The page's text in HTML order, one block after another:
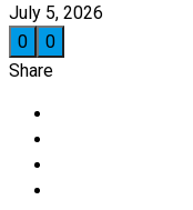
July 5, 2026
0
0
Share